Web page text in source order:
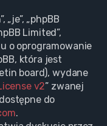
„je”, „phpBB
Limited”,
o oprogramowanie
która jest
board), wydane
v2” zwanej
do
.